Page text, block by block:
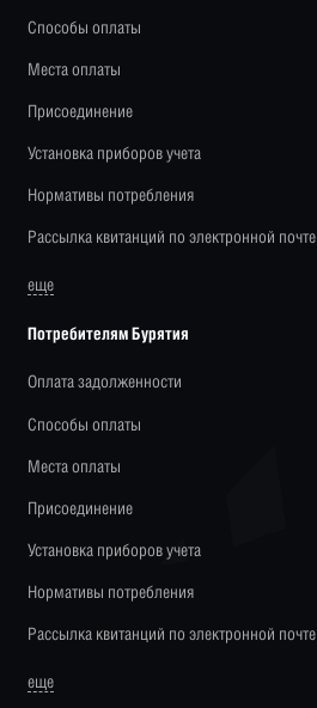
Способы оплаты
Места оплаты
Присоединение
Установка приборов учета
Нормативы потребления
Рассылка квитанций по электронной почте
еще
Потребителям Бурятия
Оплата задолженности
Способы оплаты
Места оплаты
Присоединение
Установка приборов учета
Нормативы потребления
Рассылка квитанций по электронной почте
еще